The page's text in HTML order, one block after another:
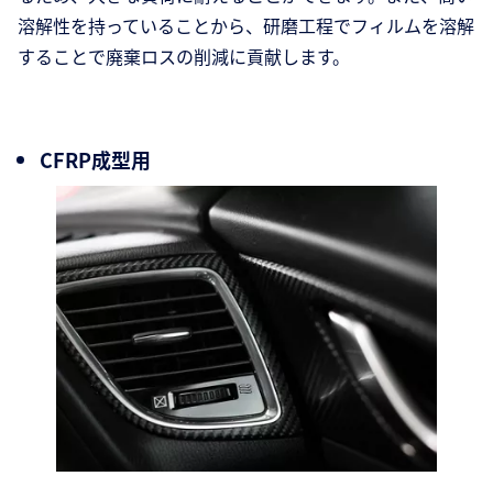
溶解性を持っていることから、研磨工程でフィルムを溶解
することで廃棄ロスの削減に貢献します。
CFRP成型用